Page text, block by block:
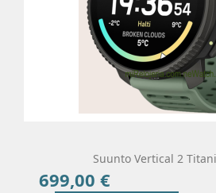
Suunto Vertical 2
699,00 €